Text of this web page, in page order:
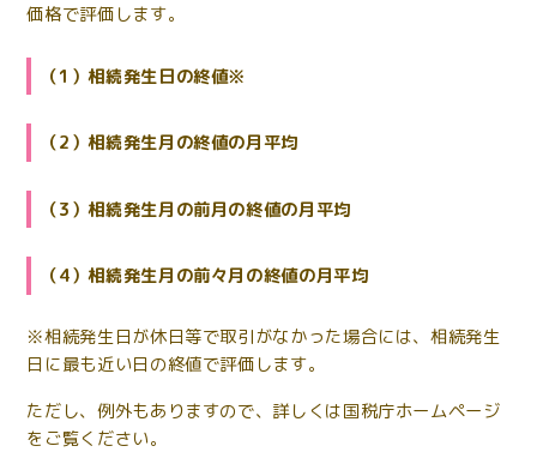
価格で評価します。
（1）相続発生日の終値※
（2）相続発生月の終値の月平均
（3）相続発生月の前月の終値の月平均
（4）相続発生月の前々月の終値の月平均
※相続発生日が休日等で取引がなかった場合には、相続発生
日に最も近い日の終値で評価します。
ただし、例外もありますので、詳しくは国税庁ホームページ
をご覧ください。